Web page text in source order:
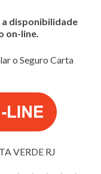
a disponibilidade
on-line.
o Seguro Carta
VERDE RJ